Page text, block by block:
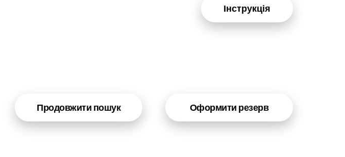
Інструкція
Продовжити пошук Оформити резерв